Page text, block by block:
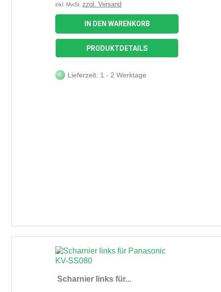
inkl. MwSt. zzgl. Versand
IN DEN WARENKORB
PRODUKTDETAILS
Lieferzeit: 1 - 2 Werktage
Scharnier links für...